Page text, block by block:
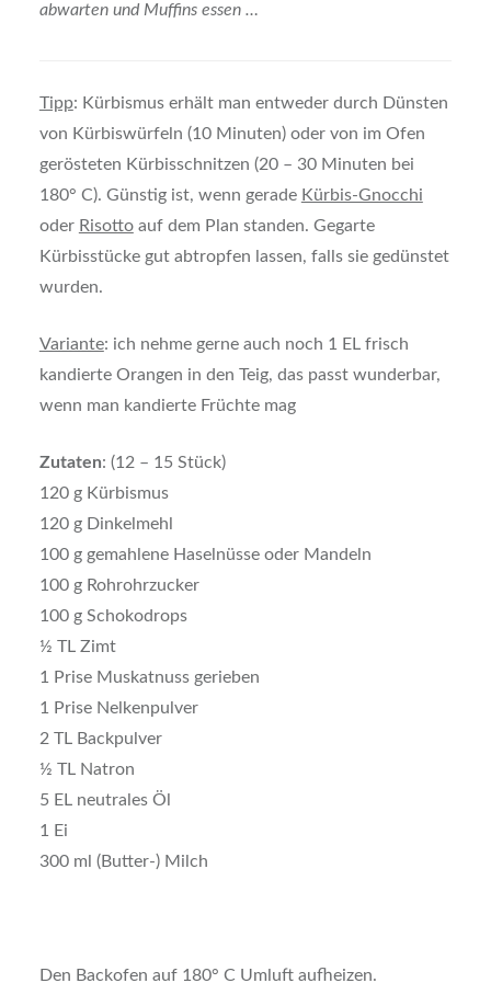
abwarten und Muffins essen …
Tipp: Kürbismus erhält man entweder durch Dünsten
von Kürbiswürfeln (10 Minuten) oder von im Ofen
gerösteten Kürbisschnitzen (20 – 30 Minuten bei
180° C). Günstig ist, wenn gerade Kürbis-Gnocchi
oder Risottoauf dem Plan standen. Gegarte
Kürbisstücke gut abtropfen lassen, falls sie gedünstet
wurden.
Variante: ich nehme gerne auch noch 1 EL frisch
kandierte Orangen in den Teig, das passt wunderbar,
wenn man kandierte Früchte mag
Zutaten: (12 – 15 Stück)
120 g Kürbismus
120 g Dinkelmehl
100 g gemahlene Haselnüsse oder Mandeln
100 g Rohrohrzucker
100 g Schokodrops
½ TL Zimt
1 Prise Muskatnuss gerieben
1 Prise Nelkenpulver
2 TL Backpulver
½ TL Natron
5 EL neutrales Öl
1 Ei
300 ml (Butter-) Milch
Den Backofen auf 180° C Umluft aufheizen.